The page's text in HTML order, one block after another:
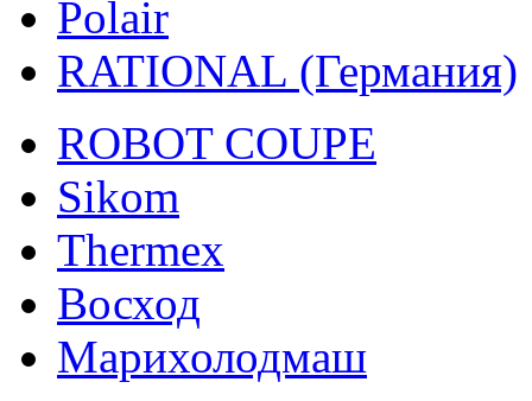
Polair
RATIONAL (Германия)
ROBOT COUPE
Sikom
Thermex
Восход
Марихолодмаш